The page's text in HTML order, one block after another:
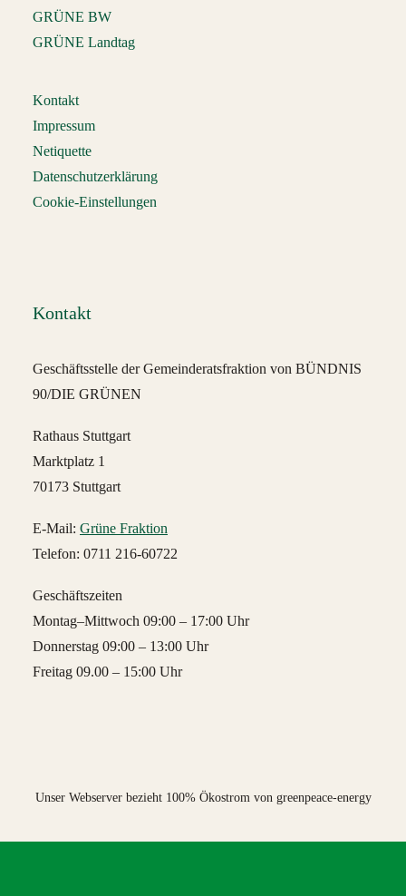
GRÜNE BW
GRÜNE Landtag
Kontakt
Impressum
Netiquette
Datenschutzerklärung
Cookie-Einstellungen
Kontakt
Geschäftsstelle der Gemeinderatsfraktion von BÜNDNIS
90/DIE GRÜNEN
Rathaus Stuttgart
Marktplatz 1
70173 Stuttgart
E-Mail: Grüne Fraktion
Telefon: 0711 216-60722
Geschäftszeiten
Montag–Mittwoch 09:00 – 17:00 Uhr
Donnerstag 09:00 – 13:00 Uhr
Freitag 09.00 – 15:00 Uhr
Unser Webserver bezieht 100% Ökostrom von greenpeace-energy